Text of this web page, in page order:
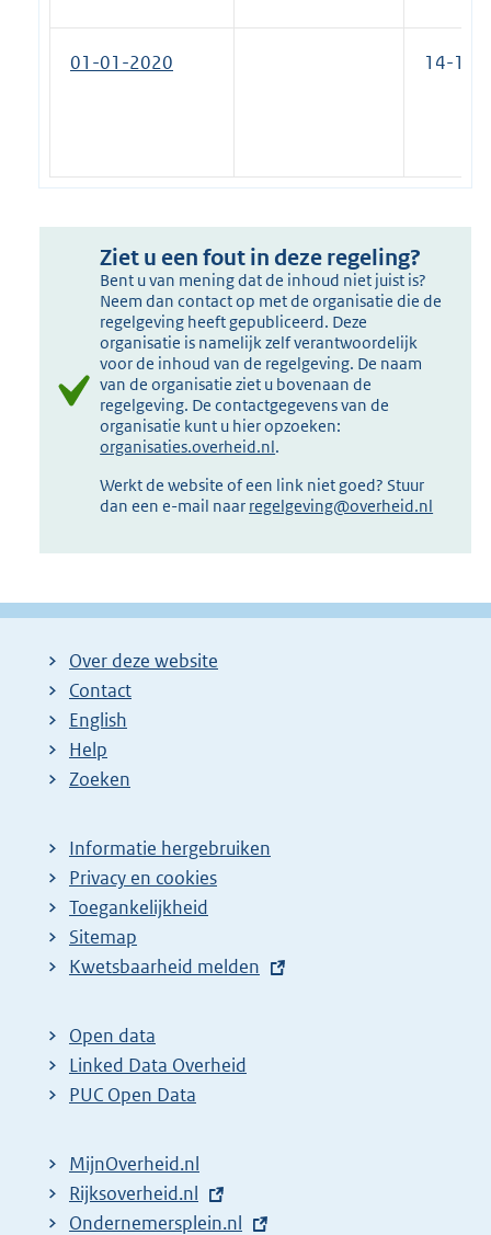
01-01-2020 14-12-
Ziet u een fout in deze regeling?
Bent u van mening dat de inhoud niet juist is?
Neem dan contact op met de organisatie die de
regelgeving heeft gepubliceerd. Deze
organisatie is namelijk zelf verantwoordelijk
voor de inhoud van de regelgeving. De naam
van de organisatie ziet u bovenaan de
regelgeving. De contactgegevens van de
organisatie kunt u hier opzoeken:
organisaties.overheid.nl.
Werkt de website of een link niet goed? Stuur
dan een e-mail naar regelgeving@overheid.nl
Over deze website
Contact
English
Help
Zoeken
Informatie hergebruiken
Privacy en cookies
Toegankelijkheid
Sitemap
E
t
e
r
l
i
Kwetsbaarheid melden
Open data
Linked Data Overheid
PUC Open Data
MijnOverheid.nl
E
x
Rijksoverheid.nl
E
Ondernemersplein.nl